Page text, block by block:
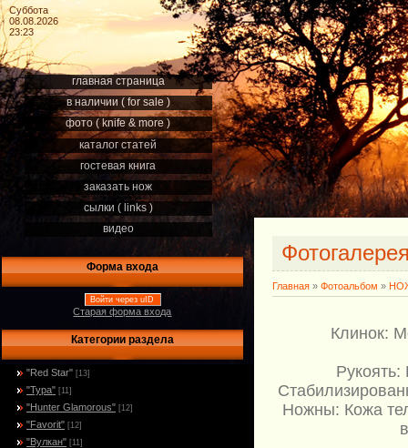
Суббота
08.08.2026
23:23
главная страница
в наличии ( for sale )
фото ( knife & more )
каталог статей
гостевая книга
заказать нож
сылки ( links )
видео
Форма входа
Войти через uID
Старая форма входа
Категории раздела
"Red Star" [13]
"Тура" [11]
"Hunter Glamorous" [12]
"Favorit" [12]
"Вулкан" [11]
Главная » Фотоальбом »
Клинок:
Ножны: Кожа